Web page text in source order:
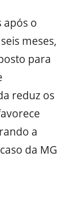
após o
meses,
para
reduz os
a
da MG